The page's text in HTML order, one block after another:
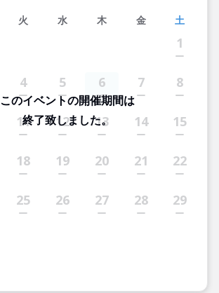
火 水 木 金 土
1
4 5 6 7 8
11 12 13 14 15
18 19 20 21 22
25 26 27 28 29
このイベントの開催期間は
終了致しました。